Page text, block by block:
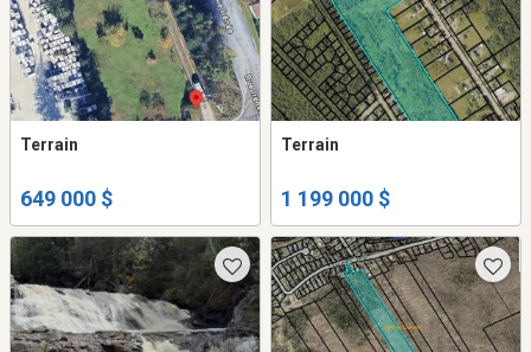
Terrain
649 000 $
Terrain
1 199 000 $